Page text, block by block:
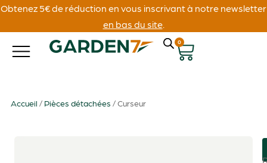
Obtenez 5€ de réduction en vous inscrivant à notre newsletter
en bas du site.
0
Accueil / Pièces détachées / Curseur